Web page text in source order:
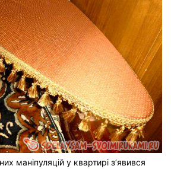
маніпуляцій у квартирі з’явився